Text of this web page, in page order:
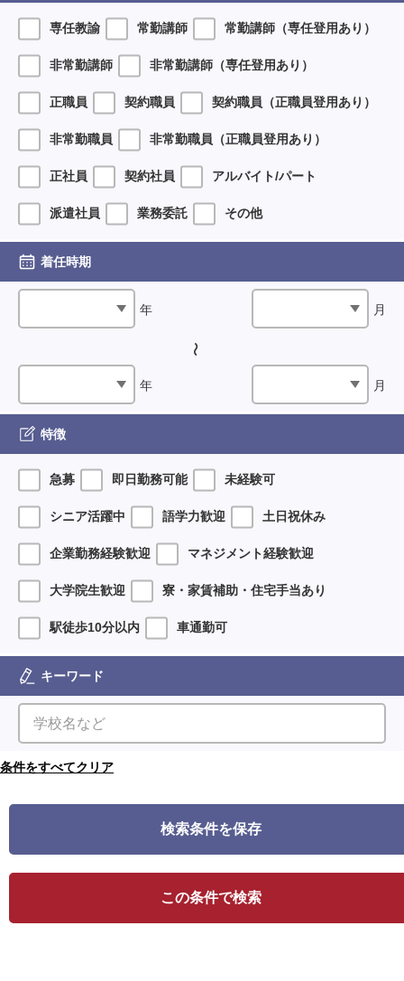
専任教諭 常勤講師 常勤講師（専任登用あり）
非常勤講師 非常勤講師（専任登用あり）
正職員 契約職員 契約職員（正職員登用あり）
非常勤職員 非常勤職員（正職員登用あり）
正社員 契約社員 アルバイト/パート
派遣社員 業務委託 その他
着任時期
年 月
年 月
特徴
急募 即日勤務可能 未経験可
シニア活躍中 語学力歓迎 土日祝休み
企業勤務経験歓迎 マネジメント経験歓迎
大学院生歓迎 寮・家賃補助・住宅手当あり
駅徒歩10分以内 車通勤可
キーワード
検索条件を保存
この条件で検索